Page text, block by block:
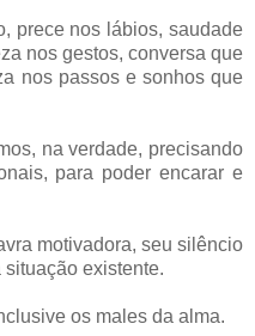
prece nos lábios, saudade
nos gestos, conversa que
nos passos e sonhos que
na verdade, precisando
para poder encarar e
motivadora, seu silêncio
existente.
os males da alma.